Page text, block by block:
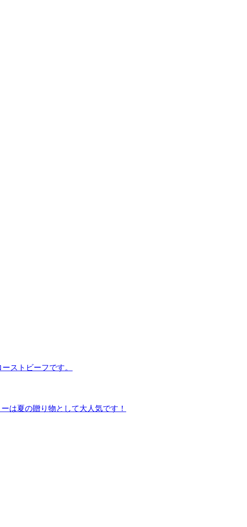
ストビーフです。
は夏の贈り物として大人気です！